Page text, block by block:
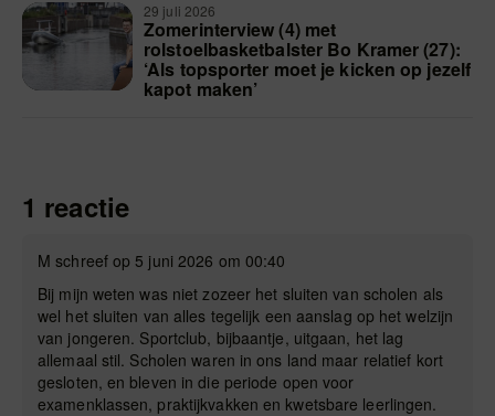
29 juli 2026
Zomerinterview (4) met
rolstoelbasketbalster Bo Kramer (27):
‘Als topsporter moet je kicken op jezelf
kapot maken’
1 reactie
M schreef op 5 juni 2026 om 00:40
Bij mijn weten was niet zozeer het sluiten van scholen als
wel het sluiten van alles tegelijk een aanslag op het welzijn
van jongeren. Sportclub, bijbaantje, uitgaan, het lag
allemaal stil. Scholen waren in ons land maar relatief kort
gesloten, en bleven in die periode open voor
examenklassen, praktijkvakken en kwetsbare leerlingen.